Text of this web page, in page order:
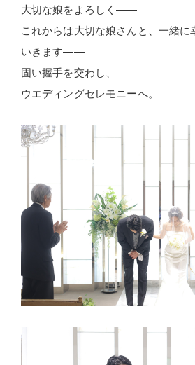
大切な娘をよろしく――
これからは大切な娘さんと、一緒に
いきます――
固い握手を交わし、
ウエディングセレモニーへ。